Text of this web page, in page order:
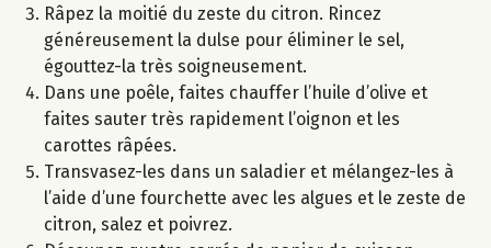
Râpez la moitié du zeste du citron. Rincez
généreusement la dulse pour éliminer le sel,
égouttez-la très soigneusement.
Dans une poêle, faites chauffer l’huile d’olive et
faites sauter très rapidement l’oignon et les
carottes râpées.
Transvasez-les dans un saladier et mélangez-les à
l’aide d’une fourchette avec les algues et le zeste de
citron, salez et poivrez.